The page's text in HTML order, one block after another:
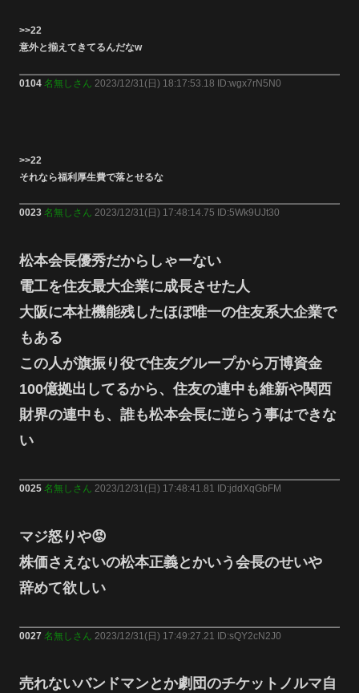
>>22
意外と揃えてきてるんだなw
0104 名無しさん 2023/12/31(日) 18:17:53.18 ID:wgx7rN5N0
>>22
それなら福利厚生費で落とせるな
0023 名無しさん 2023/12/31(日) 17:48:14.75 ID:5Wk9UJt30
松本会長優秀だからしゃーない
電工を住友最大企業に成長させた人
大阪に本社機能残したほぼ唯一の住友系大企業で
もある
この人が旗振り役で住友グループから万博資金
100億拠出してるから、住友の連中も維新や関西
財界の連中も、誰も松本会長に逆らう事はできな
い
0025 名無しさん 2023/12/31(日) 17:48:41.81 ID:jddXqGbFM
マジ怒りや😡
株価さえないの松本正義とかいう会長のせいや
辞めて欲しい
0027 名無しさん 2023/12/31(日) 17:49:27.21 ID:sQY2cN2J0
売れないバンドマンとか劇団のチケットノルマ自